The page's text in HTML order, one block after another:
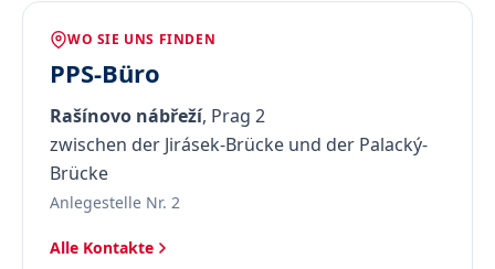
WO SIE UNS FINDEN
PPS-Büro
Rašínovo nábřeží, Prag 2
zwischen der Jirásek-Brücke und der Palacký-
Brücke
Anlegestelle Nr. 2
Alle Kontakte